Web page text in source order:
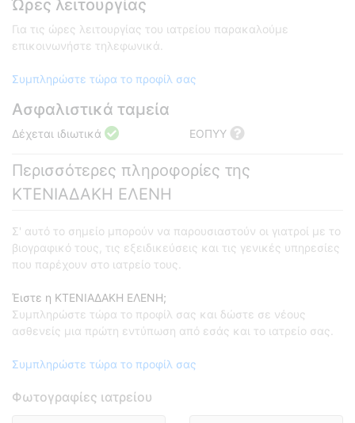
Ώρες λειτουργίας
Για τις ώρες λειτουργίας του ιατρείου παρακαλούμε
επικοινωνήστε τηλεφωνικά.
Συμπληρώστε τώρα το προφίλ σας
Ασφαλιστικά ταμεία
Δέχεται ιδιωτικά ΕΟΠΥΥ
Περισσότερες πληροφορίες της
ΚΤΕΝΙΑΔΑΚΗ ΕΛΕΝΗ
Σ' αυτό το σημείο μπορούν να παρουσιαστούν οι γιατροί με το
βιογραφικό τους, τις εξειδικεύσεις και τις γενικές υπηρεσίες
που παρέχουν στο ιατρείο τους.
Έιστε η ΚΤΕΝΙΑΔΑΚΗ ΕΛΕΝΗ;
Συμπληρώστε τώρα το προφίλ σας και δώστε σε νέους
ασθενείς μια πρώτη εντύπωση από εσάς και το ιατρείο σας.
Συμπληρώστε τώρα το προφίλ σας
Φωτογραφίες ιατρείου